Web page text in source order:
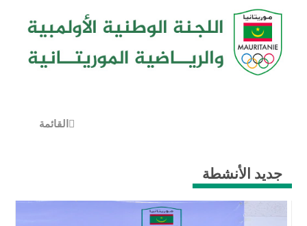
القائمة
جديد الأنشطة